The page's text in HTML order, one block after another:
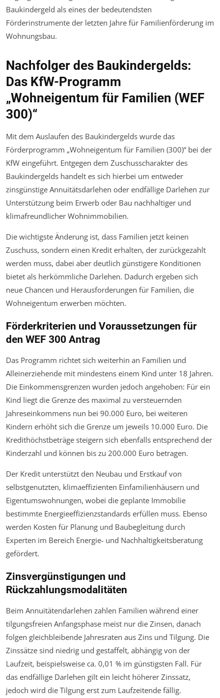
Baukindergeld als eines der bedeutendsten
Förderinstrumente der letzten Jahre für Familienförderung im
Wohnungsbau.
Nachfolger des Baukindergelds:
Das KfW-Programm
„Wohneigentum für Familien (WEF
300)“
Mit dem Auslaufen des Baukindergelds wurde das
Förderprogramm „Wohneigentum für Familien (300)“ bei der
KfW eingeführt. Entgegen dem Zuschusscharakter des
Baukindergelds handelt es sich hierbei um entweder
zinsgünstige Annuitätsdarlehen oder endfällige Darlehen zur
Unterstützung beim Erwerb oder Bau nachhaltiger und
klimafreundlicher Wohnimmobilien.
Die wichtigste Änderung ist, dass Familien jetzt keinen
Zuschuss, sondern einen Kredit erhalten, der zurückgezahlt
werden muss, dabei aber deutlich günstigere Konditionen
bietet als herkömmliche Darlehen. Dadurch ergeben sich
neue Chancen und Herausforderungen für Familien, die
Wohneigentum erwerben möchten.
Förderkriterien und Voraussetzungen für
den WEF 300 Antrag
Das Programm richtet sich weiterhin an Familien und
Alleinerziehende mit mindestens einem Kind unter 18 Jahren.
Die Einkommensgrenzen wurden jedoch angehoben: Für ein
Kind liegt die Grenze des maximal zu versteuernden
Jahreseinkommens nun bei 90.000 Euro, bei weiteren
Kindern erhöht sich die Grenze um jeweils 10.000 Euro. Die
Kredithöchstbeträge steigern sich ebenfalls entsprechend der
Kinderzahl und können bis zu 200.000 Euro betragen.
Der Kredit unterstützt den Neubau und Erstkauf von
selbstgenutzten, klimaeffizienten Einfamilienhäusern und
Eigentumswohnungen, wobei die geplante Immobilie
bestimmte Energieeffizienzstandards erfüllen muss. Ebenso
werden Kosten für Planung und Baubegleitung durch
Experten im Bereich Energie- und Nachhaltigkeitsberatung
gefördert.
Zinsvergünstigungen und
Rückzahlungsmodalitäten
Beim Annuitätendarlehen zahlen Familien während einer
tilgungsfreien Anfangsphase meist nur die Zinsen, danach
folgen gleichbleibende Jahresraten aus Zins und Tilgung. Die
Zinssätze sind niedrig und gestaffelt, abhängig von der
Laufzeit, beispielsweise ca. 0,01 % im günstigsten Fall. Für
das endfällige Darlehen gilt ein leicht höherer Zinssatz,
jedoch wird die Tilgung erst zum Laufzeitende fällig.